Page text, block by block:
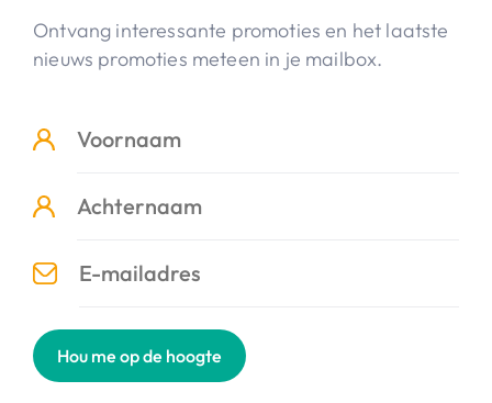
Ontvang interessante promoties en het laatste
nieuws promoties meteen in je mailbox.
Hou me op de hoogte